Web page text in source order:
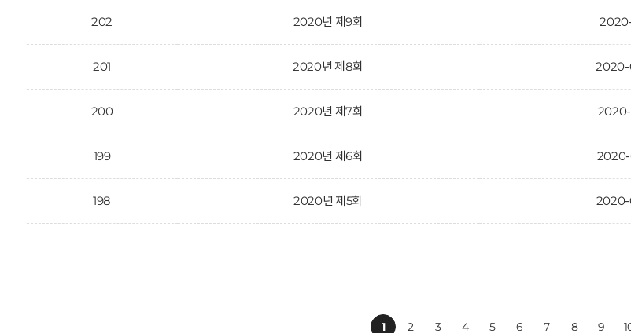
202 2020년 제9회
201 2020년 제8회
200 2020년 제7회
199 2020년 제6회
198 2020년 제5회
1 2 3 4 5 6 7 8 9